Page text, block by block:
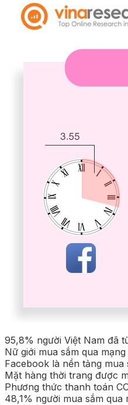
95,8% người Việt Nam đã
Nữ giới mua sắm qua
Facebook là nền tảng
Mặt hàng thời trang được
Phương thức thanh toán
48,1% người mua sắm